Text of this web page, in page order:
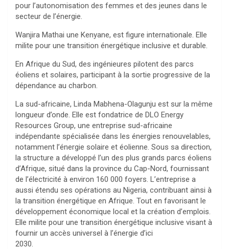
pour l’autonomisation des femmes et des jeunes dans le
secteur de l’énergie.
Wanjira Mathai une Kenyane, est figure internationale. Elle
milite pour une transition énergétique inclusive et durable.
En Afrique du Sud, des ingénieures pilotent des parcs
éoliens et solaires, participant à la sortie progressive de la
dépendance au charbon.
La sud-africaine, Linda Mabhena-Olagunju est sur la même
longueur d’onde. Elle est fondatrice de DLO Energy
Resources Group, une entreprise sud-africaine
indépendante spécialisée dans les énergies renouvelables,
notamment l’énergie solaire et éolienne. Sous sa direction,
la structure a développé l’un des plus grands parcs éoliens
d’Afrique, situé dans la province du Cap-Nord, fournissant
de l’électricité à environ 160 000 foyers. L’entreprise a
aussi étendu ses opérations au Nigeria, contribuant ainsi à
la transition énergétique en Afrique. Tout en favorisant le
développement économique local et la création d’emplois.
Elle milite pour une transition énergétique inclusive visant à
fournir un accès universel à l’énergie d’ici
2030.